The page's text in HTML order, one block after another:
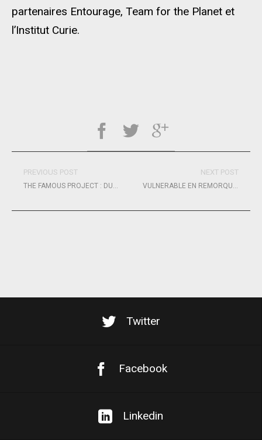
partenaires Entourage, Team for the Planet et
l’Institut Curie.
PREVIOUS POST
THE FAMOUS PROJECT : DU MOD70 AU MAXI-TRIMARAN
NEXT POST
VULNERABLE EN REMORQUE VERS LORIENT
Twitter
Facebook
Linkedin